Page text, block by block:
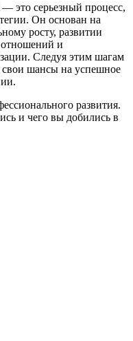
это серьезный процесс,
Он основан на
росту, развитии
и
Следуя этим шагам
свои шансы на успешное
развития.
и чего вы добились в